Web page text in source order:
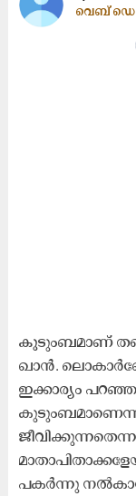
വെബ്
കുടുംബമാണ്
ഖാൻ.
ഇക്കാര്യം
പകർന്നു